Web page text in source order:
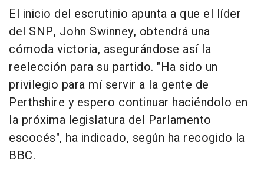
El inicio del escrutinio apunta a que el líder
del SNP, John Swinney, obtendrá una
cómoda victoria, asegurándose así la
reelección para su partido. "Ha sido un
privilegio para mí servir a la gente de
Perthshire y espero continuar haciéndolo en
la próxima legislatura del Parlamento
escocés", ha indicado, según ha recogido la
BBC.